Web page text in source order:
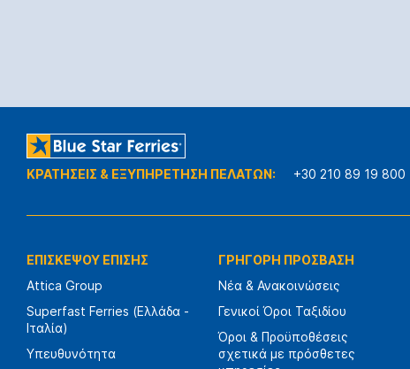
ΚΡΑΤΗΣΕΙΣ & ΕΞΥΠΗΡΕΤΗΣΗ ΠΕΛΑΤΩΝ: +30 210 89 19 800
ΕΠΙΣΚΕΨΟΥ ΕΠΙΣΗΣ
Attica Group
Superfast Ferries (Ελλάδα -
Ιταλία)
Υπευθυνότητα
ΓΡΗΓΟΡΗ ΠΡΟΣΒΑΣΗ
Νέα & Ανακοινώσεις
Γενικοί Όροι Ταξιδίου
Όροι & Προϋποθέσεις
σχετικά με πρόσθετες